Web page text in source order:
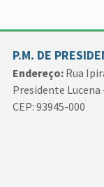
P.M. DE
Endereço: Rua
Presidente Lucena
CEP: 93945-000